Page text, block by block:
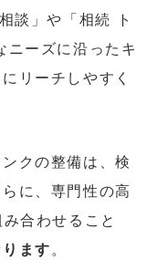
談」や「相続 ト
ニーズに沿ったキ
リーチしやすく
クの整備は、検
に、専門性の高
合わせること
ます。